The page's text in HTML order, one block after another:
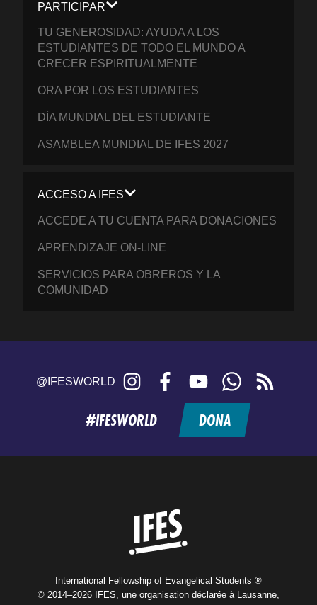
PARTICIPAR
TU GENEROSIDAD: AYUDA A LOS
ESTUDIANTES DE TODO EL MUNDO A
CRECER ESPIRITUALMENTE
ORA POR LOS ESTUDIANTES
DÍA MUNDIAL DEL ESTUDIANTE
ASAMBLEA MUNDIAL DE IFES 2027
ACCESO A IFES
ACCEDE A TU CUENTA PARA DONACIONES
APRENDIZAJE ON-LINE
SERVICIOS PARA OBREROS Y LA
COMUNIDAD
@IFESWORLD Instagram FacebookYouTubeWhatsApp
feed
#IFESWORLD DONA
International Fellowship of Evangelical Students ®
© 2014–2026 IFES, une organisation déclarée à Lausanne,